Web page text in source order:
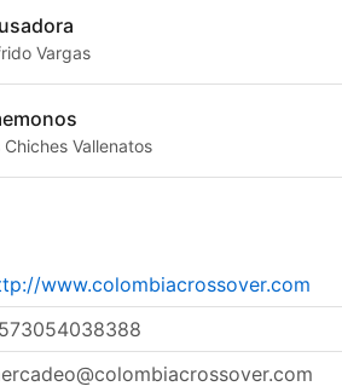
Vargas
Chiches Vallenatos
www.colombiacrossover.com